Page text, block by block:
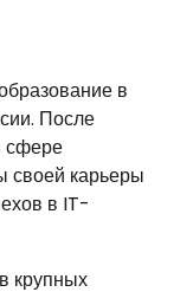
в
После
сфере
своей карьеры
в IT-
крупных